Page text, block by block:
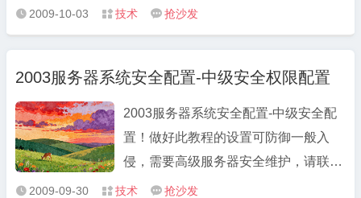
经过测试的。自己感觉还行吧!欢迎大家
测试，也希望与我一起交流服务器的安
一：关闭windows2003不必要的服务
·computer browser 维护网络 ...
 2009-10-03  技术  抢沙发
2003服务器系统安全配置-中级安全权限配置
2003服务器系统安全配置-中级安全配
置！做好此教程的设置可防御一般入
侵，需要高级服务器安全维护，请联系
我。我们一起交流一下！做为一个网
 2009-09-30  技术  抢沙发